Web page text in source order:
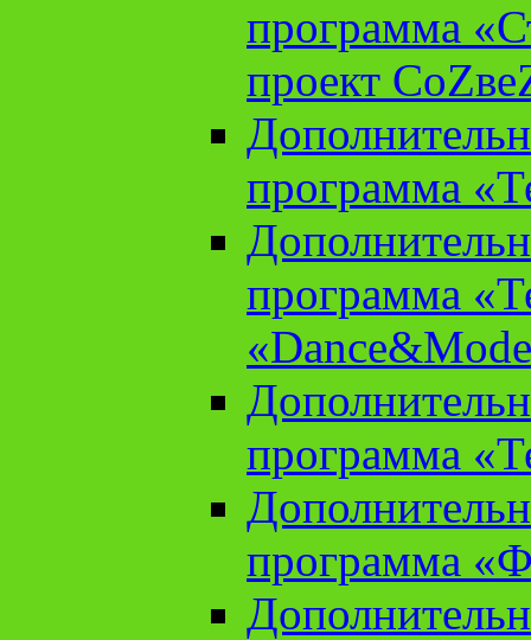
программа
проект
программа
программа
программа
программа